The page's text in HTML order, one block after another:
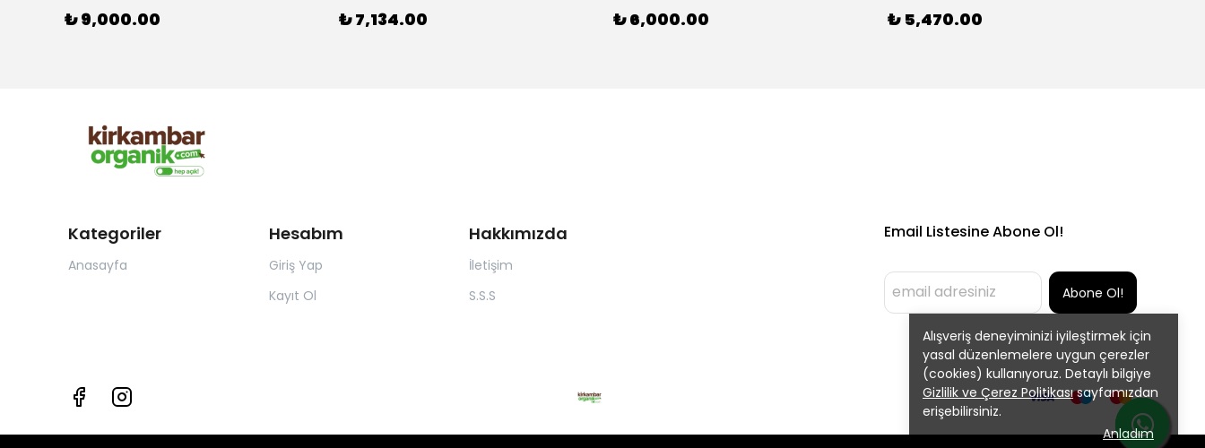
Alışveriş deneyiminizi iyileştirmek için
yasal düzenlemelere uygun çerezler
(cookies) kullanıyoruz. Detaylı bilgiye
Gizlilik ve Çerez Politikasısayfamızdan
erişebilirsiniz.
Anladım
₺ 9,000.00 ₺ 7,134.00 ₺ 6,000.00 ₺ 5,470.00
Kategoriler
Anasayfa
Hesabım
Giriş Yap
Kayıt Ol
Hakkımızda
İletişim
S.S.S
Email Listesine Abone Ol!
Abone Ol!